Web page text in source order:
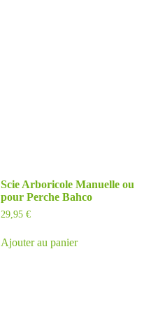
Scie Arboricole Manuelle ou
pour Perche Bahco
29,95 €
Ajouter au panier